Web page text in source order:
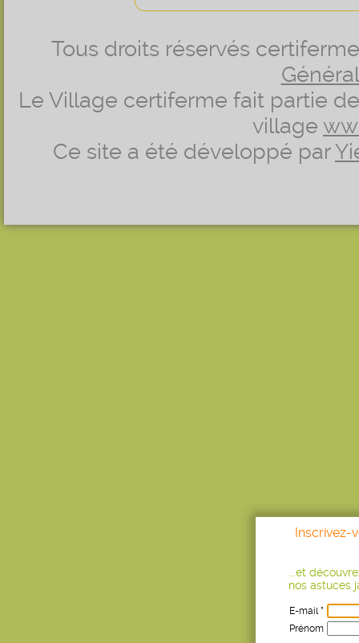
Tous droits réservés
Le Village certiferme fait partie
village
Ce site a été développé par
Inscrivez-
...et
nos astuces
E-mail *
Prénom